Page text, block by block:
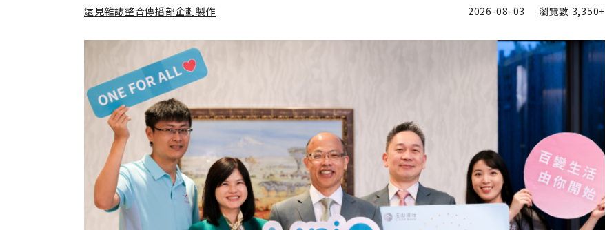
遠見雜誌整合傳播部企劃製作
遠見雜誌整合傳播部企劃製作
2026-08-03 瀏覽數 3,350+